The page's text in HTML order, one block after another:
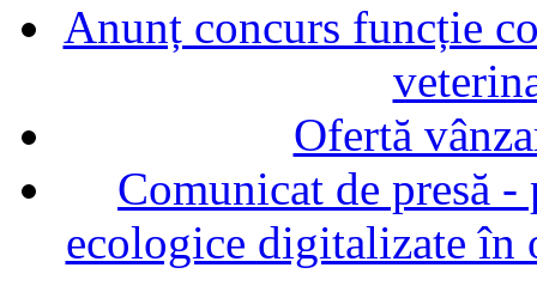
Anunț concurs funcție
Ofertă
Comunicat de presă
ecologice digitalizate în